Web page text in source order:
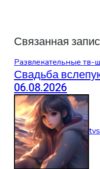
Связанная
Развлекательные тв-
Свадьба
06.08.2026